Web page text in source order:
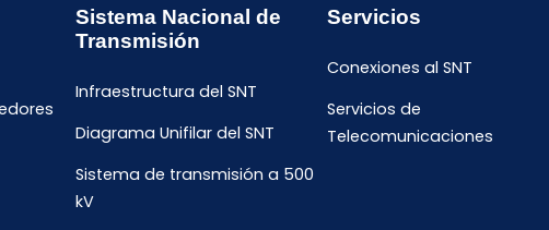
Sistema Nacional de
Transmisión
Infraestructura del SNT
Diagrama Unifilar del SNT
Sistema de transmisión a 500
kV
Servicios
Conexiones al SNT
Servicios de
Telecomunicaciones